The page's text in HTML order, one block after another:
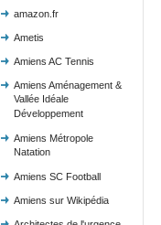
amazon.fr
Ametis
Amiens AC Tennis
Amiens Aménagement &
Vallée Idéale
Développement
Amiens Métropole
Natation
Amiens SC Football
Amiens sur Wikipédia